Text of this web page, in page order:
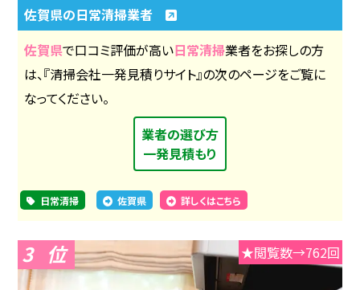
佐賀県の日常清掃業者
佐賀県で口コミ評価が高い日常清掃業者をお探しの方
は、『清掃会社一発見積りサイト』の次のページをご覧に
なってください。
業者の選び方
一発見積もり
日常清掃 佐賀県 詳しくはこちら
3 ★閲覧数→762回